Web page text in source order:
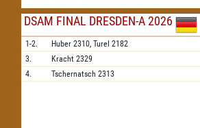
DSAM FINAL DRESDEN-A 2026
1-2. Huber 2310, Turel 2182
3.
Kracht 2329
4.
Tschernatsch 2313